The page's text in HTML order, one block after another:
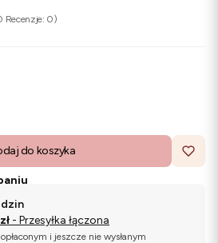
Recenzje: 0)
do koszyka
- Przesyłka łączona
i jeszcze nie wysłanym